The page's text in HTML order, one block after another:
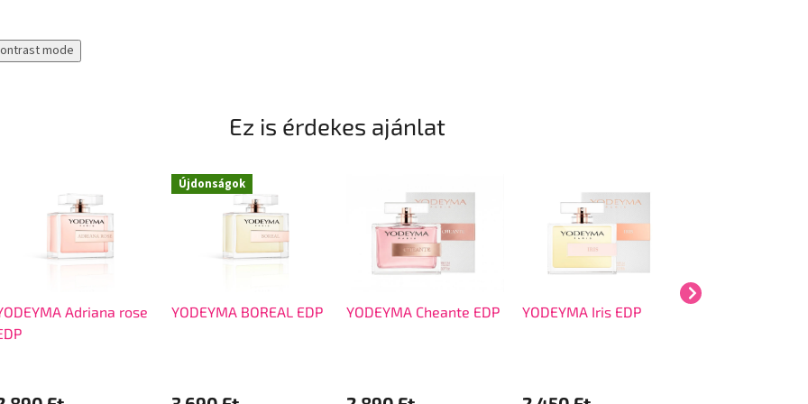
mode
Ez is érdekes ajánlat
Adriana rose
Újdonságok
YODEYMA BOREAL EDP YODEYMA Cheante EDP YODEYMA Iris EDP